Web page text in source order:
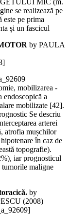
MIC (m.
se realizează pe
este pe prima
și un fascicul
by PAULA
mobilizarea -
endoscopică a
mobilizate [42].
Se descriu
arterei
atrofia mușchilor
în caz de
topografie).
iar prognosticul
tumorile maligne
by
(2008)